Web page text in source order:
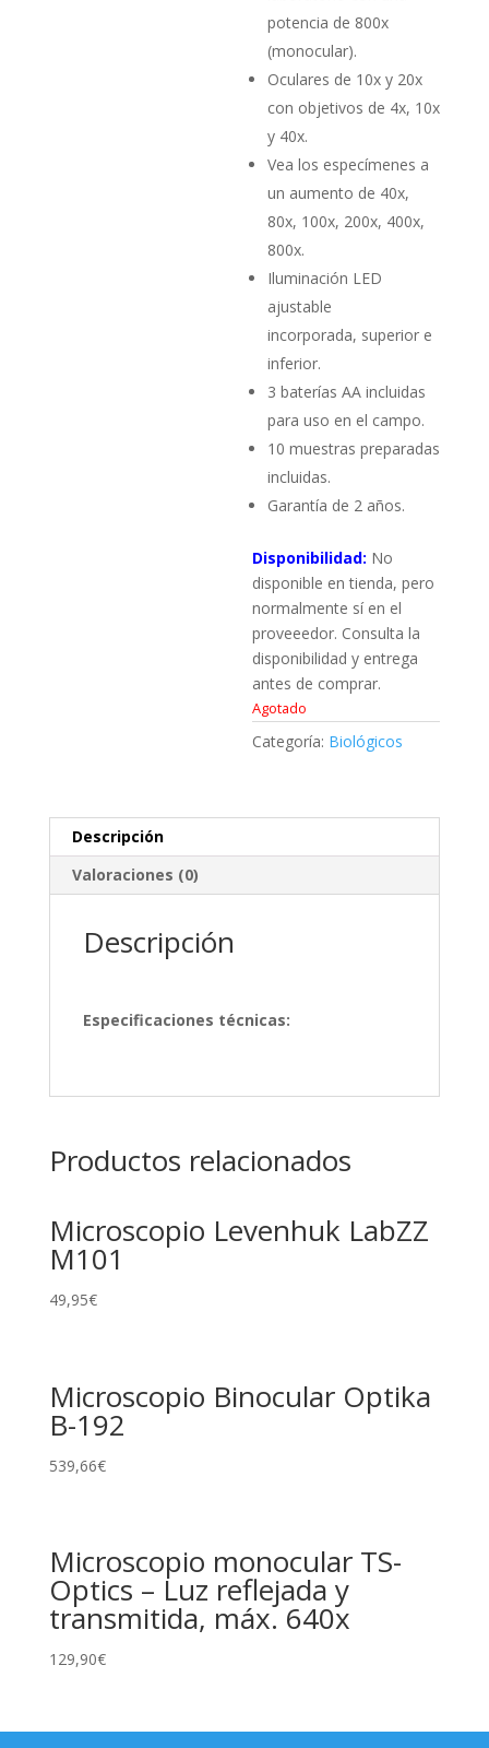
potencia de 800x
(monocular).
Oculares de 10x y 20x
con objetivos de 4x, 10x
y 40x.
Vea los especímenes a
un aumento de 40x,
80x, 100x, 200x, 400x,
800x.
Iluminación LED
ajustable
incorporada, superior e
inferior.
3 baterías AA incluidas
para uso en el campo.
10 muestras preparadas
incluidas.
Garantía de 2 años.
Disponibilidad: No
disponible en tienda, pero
normalmente sí en el
proveeedor. Consulta la
disponibilidad y entrega
antes de comprar.
Agotado
Categoría: Biológicos
Descripción
Valoraciones (0)
Descripción
Especificaciones técnicas:
Productos relacionados
Microscopio Levenhuk LabZZ
M101
49,95€
Microscopio Binocular Optika
B-192
539,66€
Microscopio monocular TS-
Optics – Luz reflejada y
transmitida, máx. 640x
129,90€